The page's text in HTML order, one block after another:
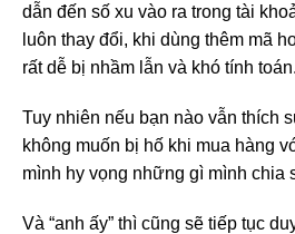
dẫn đến số xu vào ra trong tài
luôn thay đổi, khi dùng thêm mã
rất dễ bị nhầm lẫn và khó tính toán.
Tuy nhiên nếu bạn nào vẫn thích
không muốn bị hố khi mua hàng
mình hy vọng những gì mình chia
Và “anh ấy” thì cũng sẽ tiếp tục